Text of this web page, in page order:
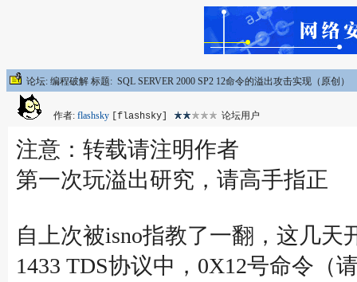
论坛: 编程破解 标题: SQL SERVER 2000 SP2 12命令的溢出攻击实现（原创）
作者: flashsky [flashsky] 论坛用户
注意：转载请注明作者
第一次玩溢出研究，请高手指正
自上次被isno指教了一翻，这几天
1433 TDS协议中，0X12号命令（